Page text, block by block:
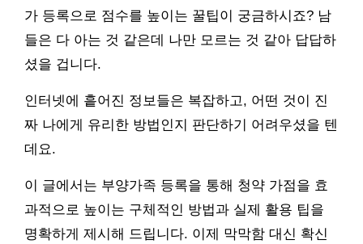
가 등록으로 점수를 높이는 꿀팁이 궁금하시죠? 남
들은 다 아는 것 같은데 나만 모르는 것 같아 답답하
셨을 겁니다.
인터넷에 흩어진 정보들은 복잡하고, 어떤 것이 진
짜 나에게 유리한 방법인지 판단하기 어려우셨을 텐
데요.
이 글에서는 부양가족 등록을 통해 청약 가점을 효
과적으로 높이는 구체적인 방법과 실제 활용 팁을
명확하게 제시해 드립니다. 이제 막막함 대신 확신